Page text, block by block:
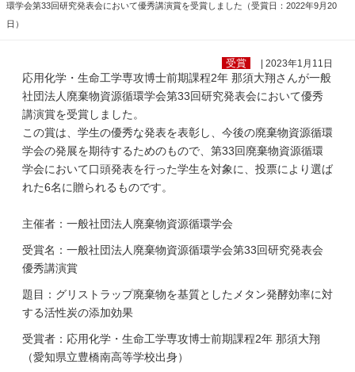
環学会第33回研究発表会において優秀講演賞を受賞しました（受賞日：2022年9月20
日）
受賞 | 2023年1月11日
応用化学・生命工学専攻博士前期課程2年 那須大翔さんが一般
社団法人廃棄物資源循環学会第33回研究発表会において優秀
講演賞を受賞しました。
この賞は、 学生の優秀な発表を表彰し、今後の廃棄物資源循環
学会の発展を期待するためのもので、 第33回廃棄物資源循環
学会において口頭発表を行った学生を対象に、投票により選ば
れた6名に贈られるものです。
主催者：一般社団法人廃棄物資源循環学会
受賞名：一般社団法人廃棄物資源循環学会第33回研究発表会
優秀講演賞
題目：グリストラップ廃棄物を基質としたメタン発酵効率に対
する活性炭の添加効果
受賞者：応用化学・生命工学専攻博士前期課程2年 那須大翔
（愛知県立豊橋南高等学校出身）